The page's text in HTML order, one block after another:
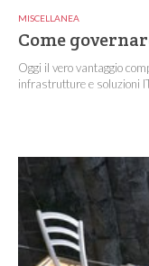
MISCELLANEA
Come
Oggi il vero vantaggio
infrastrutture e soluzioni